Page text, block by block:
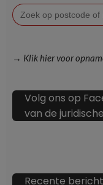
Zoek
naar:
→ Klik hier voor
Volg ons op
van de
Recente